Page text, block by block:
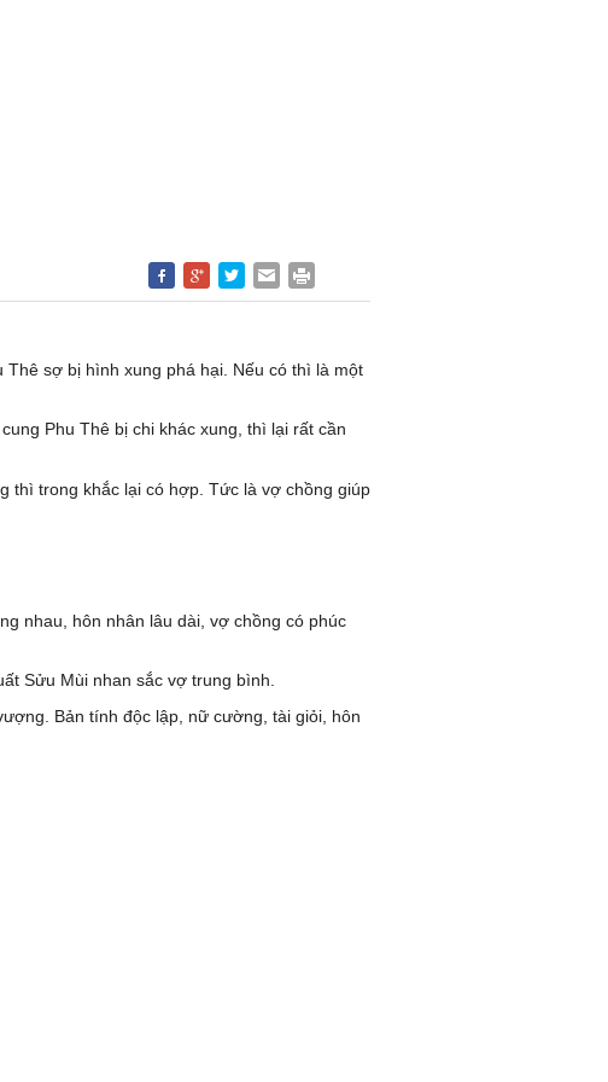
sợ bị hình xung phá hại. Nếu có thì là một
Phu Thê bị chi khác xung, thì lại rất cần
thì trong khắc lại có hợp. Tức là vợ chồng giúp
nhau, hôn nhân lâu dài, vợ chồng có phúc
Sửu Mùi nhan sắc vợ trung bình.
Bản tính độc lập, nữ cường, tài giỏi, hôn